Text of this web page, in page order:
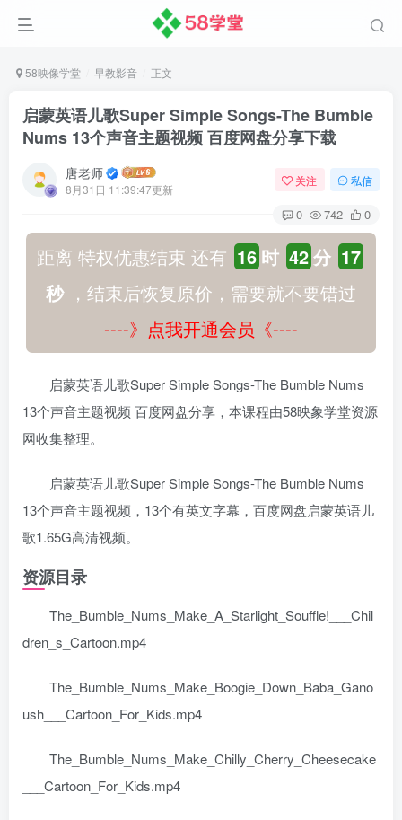
58映像学堂 早教影音 正文
启蒙英语儿歌Super Simple Songs-The Bumble
Nums 13个声音主题视频 百度网盘分享下载
唐老师
8月31日 11:39:47更新
关注 私信
0 742 0
距离 特权优惠结束 还有 16 时 42分 17
秒，结束后恢复原价，需要就不要错过
----》点我开通会员《----
启蒙英语儿歌Super Simple Songs-The Bumble Nums
13个声音主题视频 百度网盘分享，本课程由58映象学堂资源
网收集整理。
启蒙英语儿歌Super Simple Songs-The Bumble Nums
13个声音主题视频，13个有英文字幕，百度网盘启蒙英语儿
歌1.65G高清视频。
资源目录
The_Bumble_Nums_Make_A_Starlight_Souffle!___Chil
dren_s_Cartoon.mp4
The_Bumble_Nums_Make_Boogie_Down_Baba_Gano
ush___Cartoon_For_Kids.mp4
The_Bumble_Nums_Make_Chilly_Cherry_Cheesecake
___Cartoon_For_Kids.mp4